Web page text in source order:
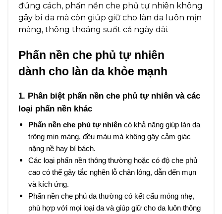
đúng cách, phấn nền che phủ tự nhiên không
gây bí da mà còn giúp giữ cho làn da luôn mịn
màng, thông thoáng suốt cả ngày dài.
Phấn nền che phủ tự nhiên
dành cho làn da khỏe mạnh
1. Phân biệt phấn nền che phủ tự nhiên và các
loại phấn nền khác
Phấn nền che phủ tự nhiên có khả năng giúp làn da
trông mịn màng, đều màu mà không gây cảm giác
nặng nề hay bí bách.
Các loại phấn nền thông thường hoặc có độ che phủ
cao có thể gây tắc nghẽn lỗ chân lông, dẫn đến mụn
và kích ứng.
Phấn nền che phủ da thường có kết cấu mỏng nhẹ,
phù hợp với mọi loại da và giúp giữ cho da luôn thông